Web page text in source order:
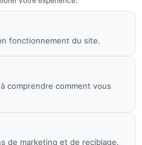
fonctionnement du site.
comprendre comment vous
de marketing et de reciblage.